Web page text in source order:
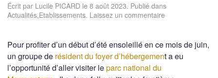
Écrit par Lucile PICARD le 8 août 2023. Publié dans
Actualités,Etablissements. Laissez un commentaire
Pour profiter d’un début d’été ensoleillé en ce mois de juin,
un groupe de résident du foyer d’hébergement a eu
l’opportunité d’aller visiter leparc national du